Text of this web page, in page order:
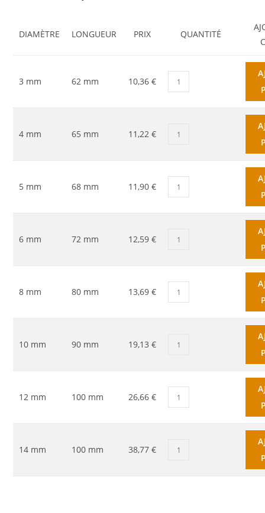
DIAMÈTRE LONGUEUR PRIX QUANTITÉ
3 mm 62 mm 10,36 €
4 mm 65 mm 11,22 €
5 mm 68 mm 11,90 €
6 mm 72 mm 12,59 €
8 mm 80 mm 13,69 €
10 mm 90 mm 19,13 €
12 mm 100 mm 26,66 €
14 mm 100 mm 38,77 €